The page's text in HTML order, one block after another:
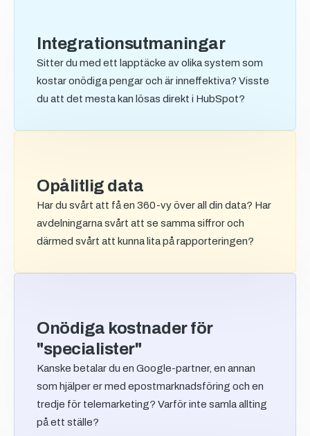
Integrationsutmaningar
Sitter du med ett lapptäcke av olika system som
kostar onödiga pengar och är inneffektiva? Visste
du att det mesta kan lösas direkt i HubSpot?
Opålitlig data
Har du svårt att få en 360-vy över all din data? Har
avdelningarna svårt att se samma siffror och
därmed svårt att kunna lita på rapporteringen?
Onödiga kostnader för
"specialister"
Kanske betalar du en Google-partner, en annan
som hjälper er med epostmarknadsföring och en
tredje för telemarketing? Varför inte samla allting
på ett ställe?